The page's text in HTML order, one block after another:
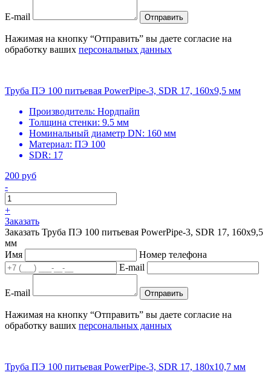
E-mail Отправить
Нажимая на кнопку “Отправить” вы даете согласие на
обработку ваших персональных данных
Труба ПЭ 100 питьевая PowerPipe-3, SDR 17, 160х9,5 мм
Производитель: Нордпайп
Толщина стенки: 9.5 мм
Номинальный диаметр DN: 160 мм
Материал: ПЭ 100
SDR: 17
200 руб
-
+
Заказать
Заказать Труба ПЭ 100 питьевая PowerPipe-3, SDR 17, 160х9,5
мм
Имя
Номер телефона
E-mail
E-mail Отправить
Нажимая на кнопку “Отправить” вы даете согласие на
обработку ваших персональных данных
Труба ПЭ 100 питьевая PowerPipe-3, SDR 17, 180х10,7 мм